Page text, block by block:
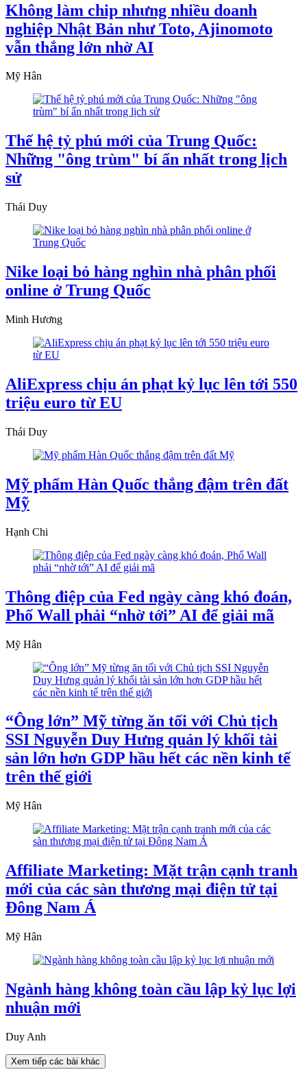
Không làm chip nhưng nhiều doanh
nghiệp Nhật Bản như Toto, Ajinomoto
vẫn thắng lớn nhờ AI
Mỹ Hân
Thế hệ tỷ phú mới của Trung Quốc:
Những "ông trùm" bí ẩn nhất trong lịch
sử
Thái Duy
Nike loại bỏ hàng nghìn nhà phân phối
online ở Trung Quốc
Minh Hương
AliExpress chịu án phạt kỷ lục lên tới 550
triệu euro từ EU
Thái Duy
Mỹ phẩm Hàn Quốc thắng đậm trên đất
Mỹ
Hạnh Chi
Thông điệp của Fed ngày càng khó đoán,
Phố Wall phải “nhờ tới” AI để giải mã
Mỹ Hân
“Ông lớn” Mỹ từng ăn tối với Chủ tịch
SSI Nguyễn Duy Hưng quản lý khối tài
sản lớn hơn GDP hầu hết các nền kinh tế
trên thế giới
Mỹ Hân
Affiliate Marketing: Mặt trận cạnh tranh
mới của các sàn thương mại điện tử tại
Đông Nam Á
Mỹ Hân
Ngành hàng không toàn cầu lập kỷ lục lợi
nhuận mới
Duy Anh
Xem tiếp các bài khác